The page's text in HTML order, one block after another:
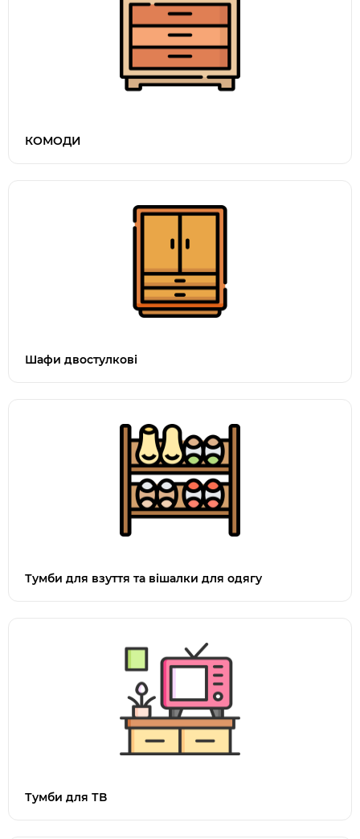
КОМОДИ
Шафи двостулкові
Тумби для взуття та вішалки для одягу
Тумби для ТВ